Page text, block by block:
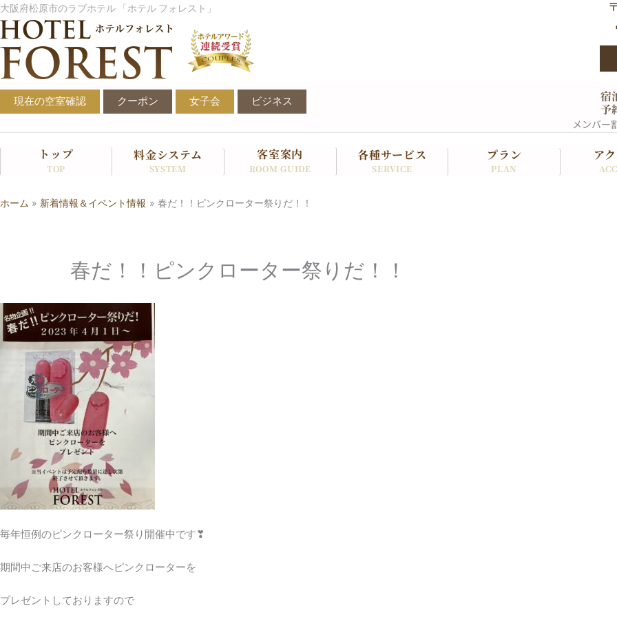
内
容
を
キ
ッ
大阪府松原市のラブホテル 「ホテル フォレスト」
現在の空室確認 クーポン 女子会 ビジネス
宿
予
メンバー
トップ
TOP
料金システム
SYSTEM
客室案内
ROOM GUIDE
各種サービス
SERVICE
プラン
PLAN
ア
ホーム 新着情報＆イベント情報 春だ！！ピンクローター祭りだ！！
春だ！！ピンクローター祭りだ！！
毎年恒例のピンクローター祭り開催中です❣
期間中ご来店のお客様へピンクローターを
プレゼントしておりますので